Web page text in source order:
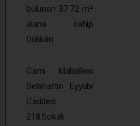
bulunan 37.72 m²
alana sahip
Dükkân
Cami Mahallesi
Selahattin Eyyubi
Caddesi
218.Sokak